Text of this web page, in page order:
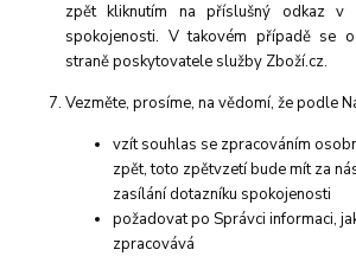
zpět kliknutím na příslušný odkaz v
spokojenosti. V takovém případě se
straně poskytovatele služby Zboží.cz.
Vezměte, prosíme, na vědomí, že podle
vzít souhlas se zpracováním
zpět, toto zpětvzetí bude mít za
zasílání dotazníku spokojenosti
požadovat po Správci informaci,
zpracovává